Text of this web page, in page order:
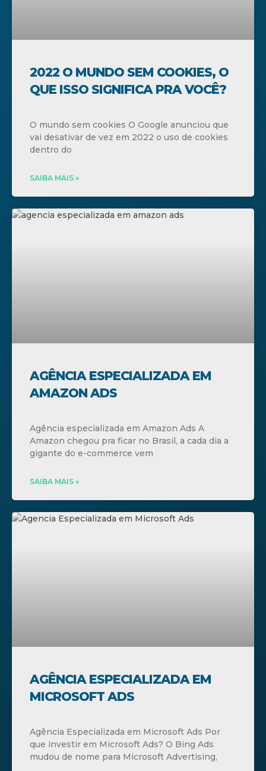
2022 O MUNDO SEM COOKIES, O
QUE ISSO SIGNIFICA PRA VOCÊ?
O mundo sem cookies O Google anunciou que
vai desativar de vez em 2022 o uso de cookies
dentro do
SAIBA MAIS »
AGÊNCIA ESPECIALIZADA EM
AMAZON ADS
Agência especializada em Amazon Ads A
Amazon chegou pra ficar no Brasil, a cada dia a
gigante do e-commerce vem
SAIBA MAIS »
AGÊNCIA ESPECIALIZADA EM
MICROSOFT ADS
Agência Especializada em Microsoft Ads Por
que investir em Microsoft Ads? O Bing Ads
mudou de nome para Microsoft Advertising,